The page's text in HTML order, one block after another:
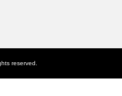
reserved.